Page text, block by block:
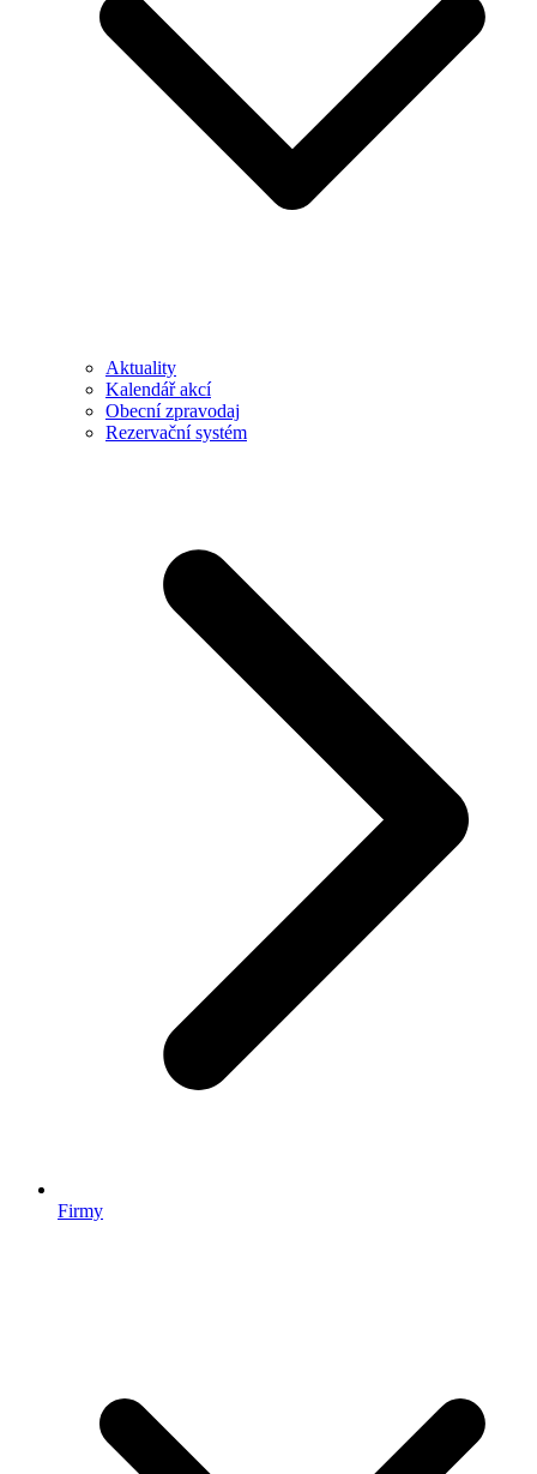
Aktuality
Kalendář akcí
Obecní zpravodaj
Rezervační systém
Firmy